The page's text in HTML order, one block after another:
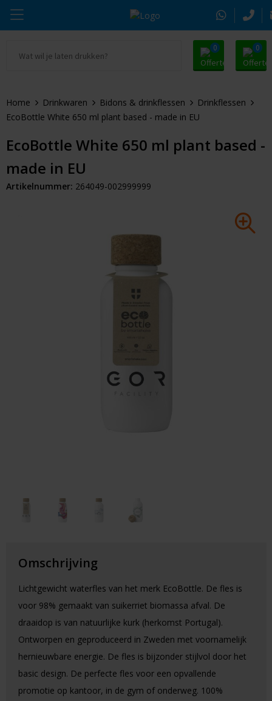
0 0
Drinkwaren
Tassen & Reizen
Sleutelhangers & Tools
Gezondheid & Verzorging
Alle promosnoepje
Zomer
Kerst
Thule
Alle merken
Home Drinkwaren Bidons & drinkflessen
Drinkflessen
EcoBottle White 650 ml plant based - made in EU
EcoBottle White 650 ml plant based -
made in EU
Artikelnummer: 264049-002999999
Omschrijving
Lichtgewicht waterfles van het merk EcoBottle. De fles is
voor 98% gemaakt van suikerriet biomassa afval. De
draaidop is van natuurlijke kurk (herkomst Portugal).
Ontworpen en geproduceerd in Zweden met voornamelijk
hernieuwbare energie. De fles is bijzonder stijlvol door het
basic design. De perfecte fles voor een opvallende
promotie op kantoor, in de gym of onderweg. 100%